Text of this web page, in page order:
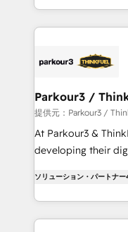
ecosystem as a
remarkable
Program, HubSpot.
Design With over 15 years of experience, we help
companies bridge
data hygiene, and
a global
boutique firm. At
but small enough to listen. Our
implementations &
Website design Let’s turn your CRM into your growth
engine!
Parkour3 /
提供元：Parkour3 /
At Parkour3 &
developing their
sales processes to
from Strategy to
onboarding and
ソリューション・パートナー